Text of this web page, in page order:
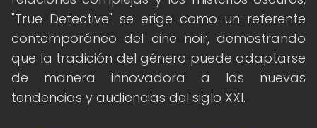
"True Detective" se erige como un referente
contemporáneo del cine noir, demostrando
que la tradición del género puede adaptarse
de manera innovadora a las nuevas
tendencias y audiencias del siglo XXI.